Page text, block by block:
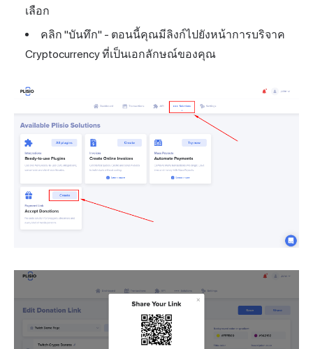
เลือก
คลิก "บันทึก" - ตอนนี้คุณมีลิงก์ไปยังหน้าการบริจาค
Cryptocurrency ที่เป็นเอกลักษณ์ของคุณ